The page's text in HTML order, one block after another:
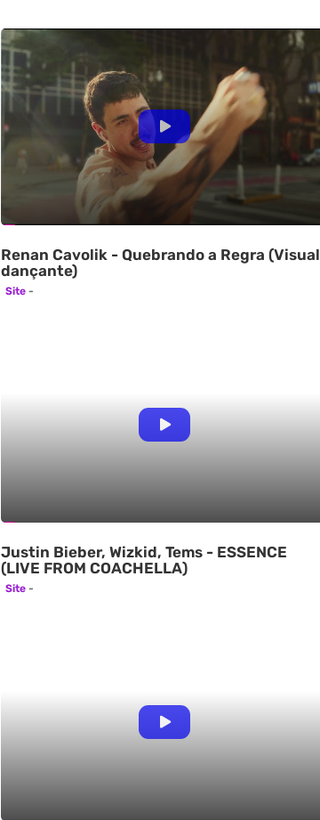
Renan Cavolik - Quebrando a Regra (Visual
dançante)
Site
Justin Bieber, Wizkid, Tems - ESSENCE
(LIVE FROM COACHELLA)
Site